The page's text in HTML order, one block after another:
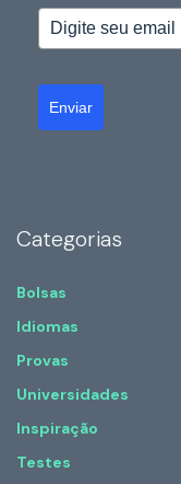
Enviar
Categorias
Bolsas
Idiomas
Provas
Universidades
Inspiração
Testes